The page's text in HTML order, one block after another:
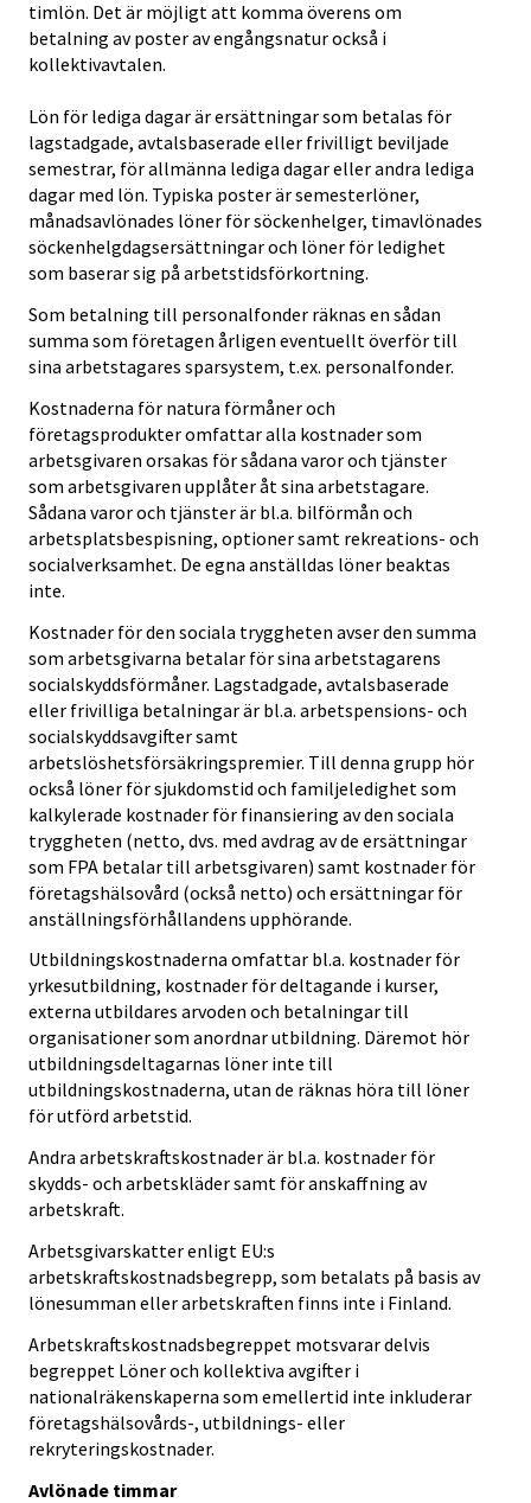
timlön. Det är möjligt att komma överens om
betalning av poster av engångsnatur också i
kollektivavtalen.
Lön för lediga dagar är ersättningar som betalas för
lagstadgade, avtalsbaserade eller frivilligt beviljade
semestrar, för allmänna lediga dagar eller andra lediga
dagar med lön. Typiska poster är semesterlöner,
månadsavlönades löner för söckenhelger, timavlönades
söckenhelgdagsersättningar och löner för ledighet
som baserar sig på arbetstidsförkortning.
Som betalning till personalfonder räknas en sådan
summa som företagen årligen eventuellt överför till
sina arbetstagares sparsystem, t.ex. personalfonder.
Kostnaderna för natura förmåner och
företagsprodukter omfattar alla kostnader som
arbetsgivaren orsakas för sådana varor och tjänster
som arbetsgivaren upplåter åt sina arbetstagare.
Sådana varor och tjänster är bl.a. bilförmån och
arbetsplatsbespisning, optioner samt rekreations- och
socialverksamhet. De egna anställdas löner beaktas
inte.
Kostnader för den sociala tryggheten avser den summa
som arbetsgivarna betalar för sina arbetstagarens
socialskyddsförmåner. Lagstadgade, avtalsbaserade
eller frivilliga betalningar är bl.a. arbetspensions- och
socialskyddsavgifter samt
arbetslöshetsförsäkringspremier. Till denna grupp hör
också löner för sjukdomstid och familjeledighet som
kalkylerade kostnader för finansiering av den sociala
tryggheten (netto, dvs. med avdrag av de ersättningar
som FPA betalar till arbetsgivaren) samt kostnader för
företagshälsovård (också netto) och ersättningar för
anställningsförhållandens upphörande.
Utbildningskostnaderna omfattar bl.a. kostnader för
yrkesutbildning, kostnader för deltagande i kurser,
externa utbildares arvoden och betalningar till
organisationer som anordnar utbildning. Däremot hör
utbildningsdeltagarnas löner inte till
utbildningskostnaderna, utan de räknas höra till löner
för utförd arbetstid.
Andra arbetskraftskostnader är bl.a. kostnader för
skydds- och arbetskläder samt för anskaffning av
arbetskraft.
Arbetsgivarskatter enligt EU:s
arbetskraftskostnadsbegrepp, som betalats på basis av
lönesumman eller arbetskraften finns inte i Finland.
Arbetskraftskostnadsbegreppet motsvarar delvis
begreppet Löner och kollektiva avgifter i
nationalräkenskaperna som emellertid inte inkluderar
företagshälsovårds-, utbildnings- eller
rekryteringskostnader.
Avlönade timmar